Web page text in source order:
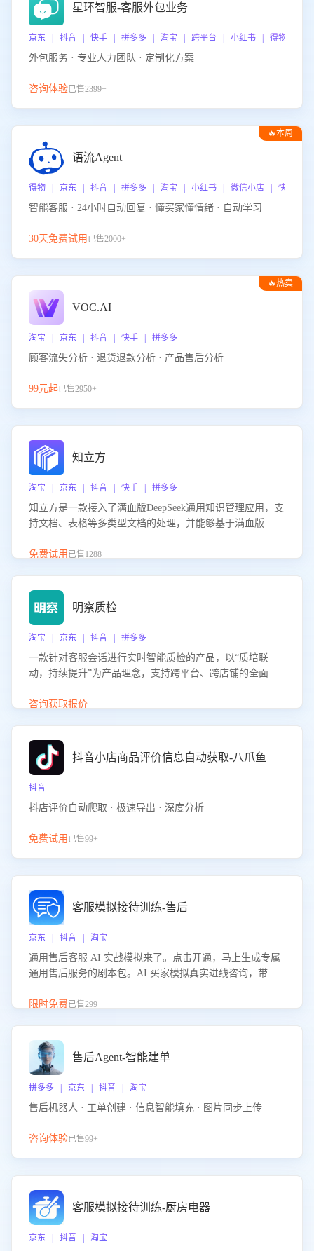
星环智服-客服外包业务
京东 | 抖音 | 快手 | 拼多多 | 淘宝 | 跨平台 | 小红书 | 得物 | 企
外包服务 · 专业人力团队 · 定制化方案
咨询体验已售2399+
🔥本周
语流Agent
得物 | 京东 | 抖音 | 拼多多 | 淘宝 | 小红书 | 微信小店 | 快手 |
智能客服 · 24小时自动回复 · 懂买家懂情绪 · 自动学习
30天免费试用 已售2000+
🔥热卖
VOC.AI
淘宝 | 京东 | 抖音 | 快手 | 拼多多
顾客流失分析 · 退货退款分析 · 产品售后分析
99元起已售2950+
知立方
淘宝 | 京东 | 抖音 | 快手 | 拼多多
知立方是一款接入了满血版DeepSeek通用知识管理应用，支
持文档、表格等多类型文档的处理，并能够基于满血版
识支持，帮助用户高效管理和利用知识资源。通过该产品，
免费试用 已售1288+
明察质检
淘宝 | 京东 | 抖音 | 拼多多
一款针对客服会话进行实时智能质检的产品，以“质培联
动，持续提升”为产品理念，支持跨平台、跨店铺的全面、
升客服团队的销服能力。
咨询获取报价
抖音小店商品评价信息自动获取-八爪鱼
抖音
抖店评价自动爬取 · 极速导出 · 深度分析
免费试用 已售99+
客服模拟接待训练-售后
京东 | 抖音 | 淘宝
通用售后客服 AI 实战模拟来了。点击开通，马上生成专属
通用售后服务的剧本包。AI 买家模拟真实进线咨询，带您
的应对要点，轻松提升服务能力。
限时免费已售299+
售后Agent-智能建单
拼多多 | 京东 | 抖音 | 淘宝
售后机器人 · 工单创建 · 信息智能填充 · 图片同步上传
咨询体验已售99+
客服模拟接待训练-厨房电器
京东 | 抖音 | 淘宝